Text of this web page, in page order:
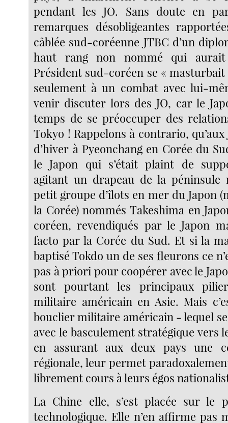
pendant les JO. Sans doute en
remarques désobligeantes
câblée sud-coréenne JTBC d’un
haut rang non nommé qui
Président sud-coréen se «
seulement à un combat avec lui-
venir discuter lors des JO, car le
temps de se préoccuper des
Tokyo ! Rappelons à contrario,
d’hiver à Pyeonchang en Corée du
le Japon qui s’était plaint de
agitant un drapeau de la péninsule
petit groupe d’îlots en mer du Japon
la Corée) nommés Takeshima en
coréen, revendiqués par le Japon
facto par la Corée du Sud. Et si la
baptisé Tokdo un de ses fleurons ce
pas à priori pour coopérer avec le
sont pourtant les principaux
militaire américain en Asie. Mais
bouclier militaire américain - lequel
avec le basculement stratégique vers
en assurant aux deux pays une
régionale, leur permet
librement cours à leurs égos
La Chine elle, s’est placée sur le
technologique. Elle n’en affirme pas